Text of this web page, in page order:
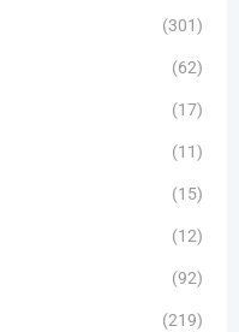
(301)
(62)
(17)
(11)
(15)
(12)
(92)
(219)